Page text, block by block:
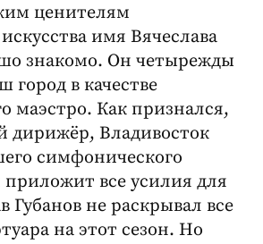
ценителям
имя Вячеслава
знакомо. Он четырежды
город в качестве
маэстро. Как признался,
дирижёр, Владивосток
симфонического
приложит все усилия для
Губанов не раскрывал все
на этот сезон. Но